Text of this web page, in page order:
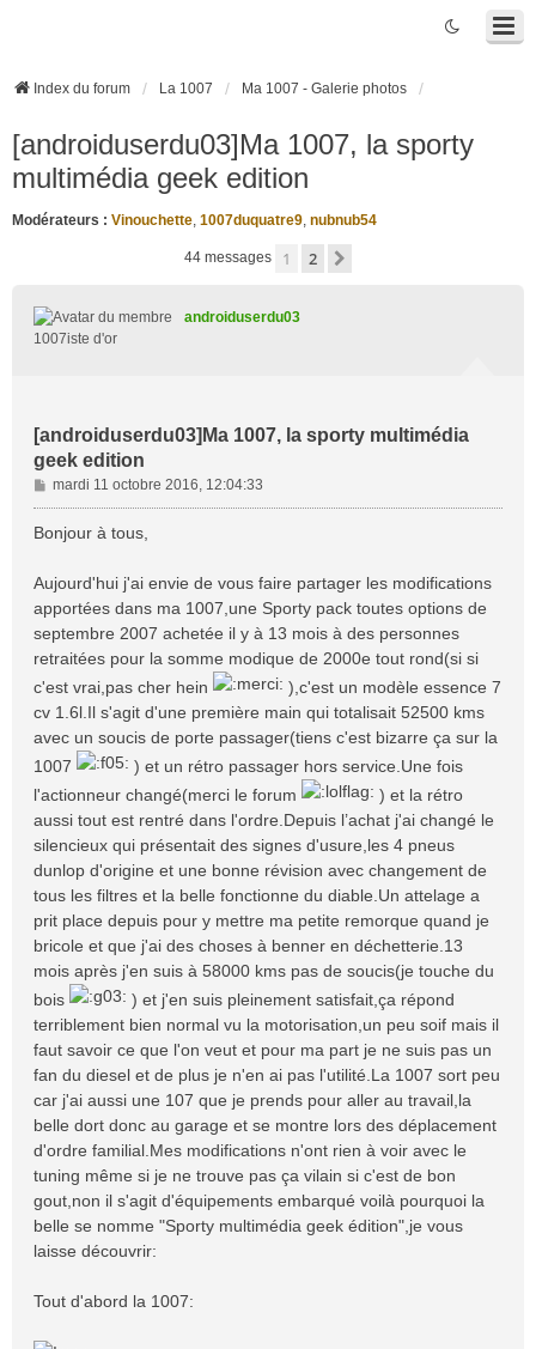
Index du forum La 1007 Ma 1007 - Galerie photos
[androiduserdu03]Ma 1007, la sporty
multimédia geek edition
Modérateurs : Vinouchette, 1007duquatre9, nubnub54
44 messages 1 2
androiduserdu03
1007iste d'or
[androiduserdu03]Ma 1007, la sporty multimédia
geek edition
M
e
s
g
e
mardi 11 octobre 2016, 12:04:33
Bonjour à tous,
Aujourd'hui j'ai envie de vous faire partager les modifications
apportées dans ma 1007,une Sporty pack toutes options de
septembre 2007 achetée il y à 13 mois à des personnes
retraitées pour la somme modique de 2000e tout rond(si si
c'est vrai,pas cher hein
),c'est un modèle essence 7
cv 1.6l.Il s'agit d'une première main qui totalisait 52500 kms
avec un soucis de porte passager(tiens c'est bizarre ça sur la
1007
) et un rétro passager hors service.Une fois
l'actionneur changé(merci le forum
) et la rétro
aussi tout est rentré dans l'ordre.Depuis l’achat j'ai changé le
silencieux qui présentait des signes d'usure,les 4 pneus
dunlop d'origine et une bonne révision avec changement de
tous les filtres et la belle fonctionne du diable.Un attelage a
prit place depuis pour y mettre ma petite remorque quand je
bricole et que j'ai des choses à benner en déchetterie.13
mois après j'en suis à 58000 kms pas de soucis(je touche du
bois
) et j'en suis pleinement satisfait,ça répond
terriblement bien normal vu la motorisation,un peu soif mais il
faut savoir ce que l'on veut et pour ma part je ne suis pas un
fan du diesel et de plus je n'en ai pas l'utilité.La 1007 sort peu
car j'ai aussi une 107 que je prends pour aller au travail,la
belle dort donc au garage et se montre lors des déplacement
d'ordre familial.Mes modifications n'ont rien à voir avec le
tuning même si je ne trouve pas ça vilain si c'est de bon
gout,non il s'agit d'équipements embarqué voilà pourquoi la
belle se nomme "Sporty multimédia geek édition",je vous
laisse découvrir:
Tout d'abord la 1007: